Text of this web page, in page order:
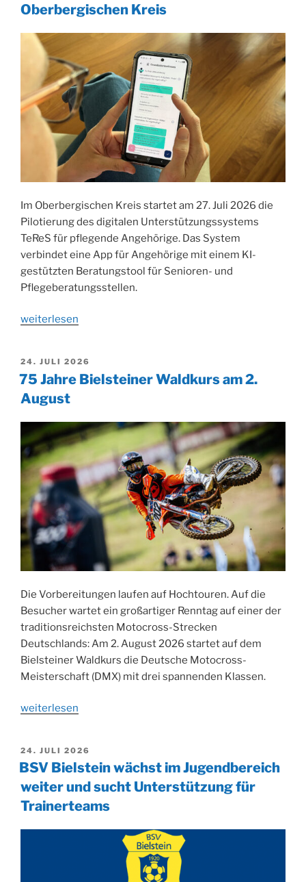
starten
Schwalbe
Reichshof
ihrer
dritten
Deutschlandtour“
Oberbergischen Kreis
Im Oberbergischen Kreis startet am 27. Juli 2026 die
Pilotierung des digitalen Unterstützungssystems
TeReS für pflegende Angehörige. Das System
verbindet eine App für Angehörige mit einem KI-
gestützten Beratungstool für Senioren- und
Pflegeberatungsstellen.
„Vom
die
Praxis:
Neue
unterstützt
pflegende
Angehörige
Oberbergischen
Kreis“
weiterlesen
VERÖFFENTLICHT
AM
24. JULI 2026
75 Jahre Bielsteiner Waldkurs am 2.
August
Die Vorbereitungen laufen auf Hochtouren. Auf die
Besucher wartet ein großartiger Renntag auf einer der
traditionsreichsten Motocross-Strecken
Deutschlands: Am 2. August 2026 startet auf dem
Bielsteiner Waldkurs die Deutsche Motocross-
Meisterschaft (DMX) mit drei spannenden Klassen.
„75
Waldkurs
am
2.
August“
weiterlesen
VERÖFFENTLICHT
AM
24. JULI 2026
BSV Bielstein wächst im Jugendbereich
weiter und sucht Unterstützung für
Trainerteams